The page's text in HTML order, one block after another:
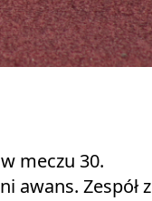
meczu 30.
awans. Zespół z